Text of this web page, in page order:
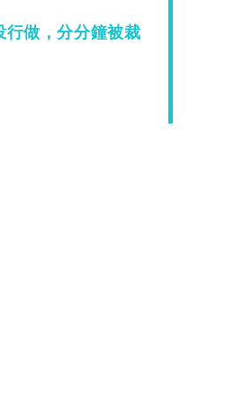
行做，分分鐘被裁